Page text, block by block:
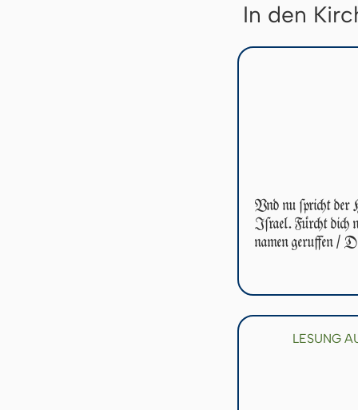
In den
Vnd nu ſpricht der
Iſ­ra­el. Fürcht dich
namen geruffen /
LESUNG